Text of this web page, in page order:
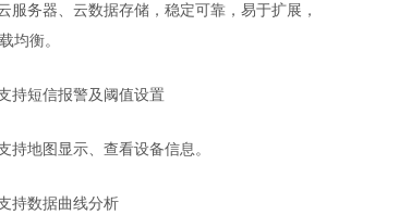
服务器、云数据存储，稳定可靠，易于扩展，
均衡。
持短信报警及阈值设置
持地图显示、查看设备信息。
持数据曲线分析